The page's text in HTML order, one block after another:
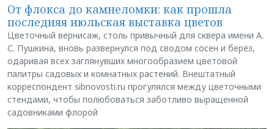
От флокса до камнеломки: как прошла
последняя июльская выставка цветов
Цветочный вернисаж, столь привычный для сквера имени А.
С. Пушкина, вновь развернулся под сводом сосен и берёз,
одаривая всех заглянувших многообразием цветовой
палитры садовых и комнатных растений. Внештатный
корреспондент sibnovosti.ru прогулялся между цветочными
стендами, чтобы полюбоваться заботливо выращенной
садовниками флорой